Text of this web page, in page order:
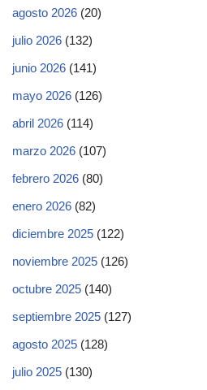
agosto 2026 (20)
julio 2026 (132)
junio 2026 (141)
mayo 2026 (126)
abril 2026 (114)
marzo 2026 (107)
febrero 2026 (80)
enero 2026 (82)
diciembre 2025 (122)
noviembre 2025 (126)
octubre 2025 (140)
septiembre 2025 (127)
agosto 2025 (128)
julio 2025 (130)